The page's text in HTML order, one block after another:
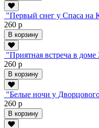
"Первый снег у Спаса на
260 р
В корзину
"Приятная встреча в
260 р
В корзину
"Белые ночи у
260 р
В корзину